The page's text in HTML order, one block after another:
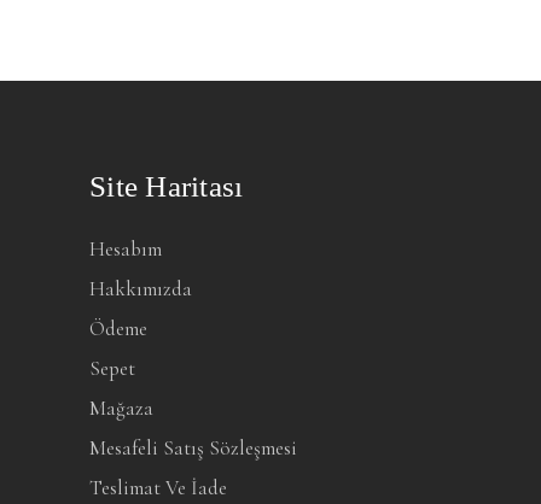
Site Haritası
Hesabım
Hakkımızda
Ödeme
Sepet
Mağaza
Mesafeli Satış Sözleşmesi
Teslimat Ve İade